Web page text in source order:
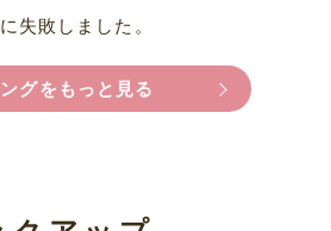
失敗しました。
グをもっと見る